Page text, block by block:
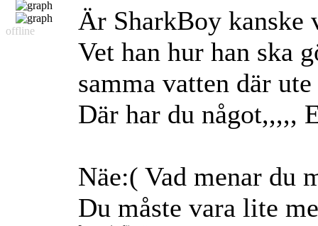
offline
Är SharkBoy kanske
Vet han hur han ska
samma vatten där
Där har du något,,,,,
Näe:( Vad menar du
Du måste vara lite